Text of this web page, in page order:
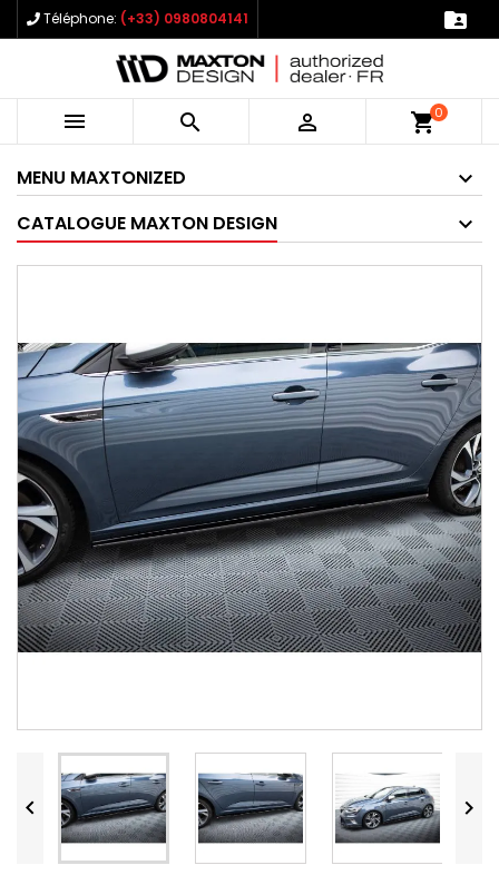
Téléphone: (+33) 0980804141 
   shopping_cart0
MENU MAXTONIZED
CATALOGUE MAXTON DESIGN
 